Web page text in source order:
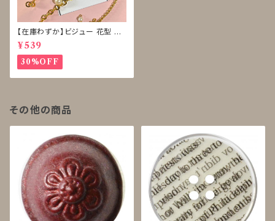
【在庫わずか】ビジュー 花型 ボ
タン 再販なし
¥539
30%OFF
その他の商品